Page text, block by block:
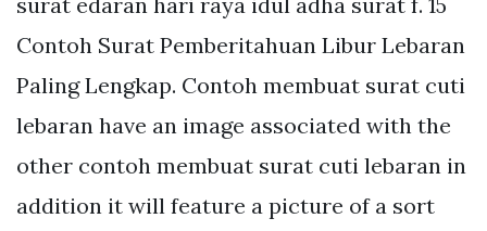
Contoh Surat Pemberitahuan Libur Lebaran
Paling Lengkap. Contoh membuat surat cuti
lebaran have an image associated with the
other contoh membuat surat cuti lebaran in
addition it will feature a picture of a sort